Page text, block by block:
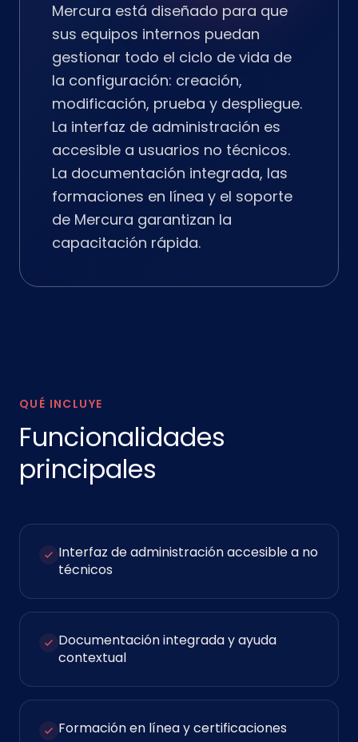
Mercura está diseñado para que
sus equipos internos puedan
gestionar todo el ciclo de vida de
la configuración: creación,
modificación, prueba y despliegue.
La interfaz de administración es
accesible a usuarios no técnicos.
La documentación integrada, las
formaciones en línea y el soporte
de Mercura garantizan la
capacitación rápida.
QUÉ INCLUYE
Funcionalidades
principales
Interfaz de administración accesible a no
técnicos
Documentación integrada y ayuda
contextual
Formación en línea y certificaciones